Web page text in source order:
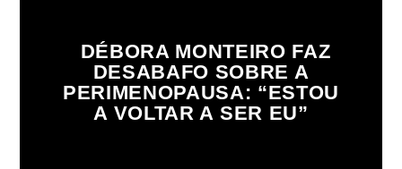
DÉBORA MONTEIRO FAZ
DESABAFO SOBRE A
PERIMENOPAUSA: “ESTOU
A VOLTAR A SER EU”